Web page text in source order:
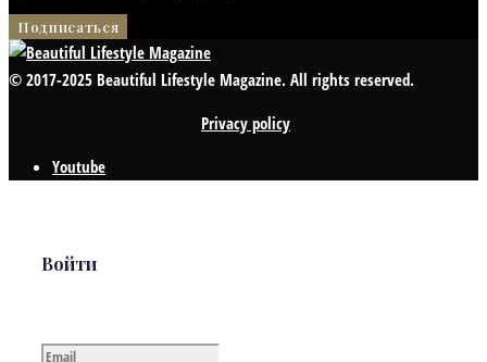
© 2017-2025 Beautiful Lifestyle Magazine. All rights reserved.
Privacy policy
Youtube
Войти